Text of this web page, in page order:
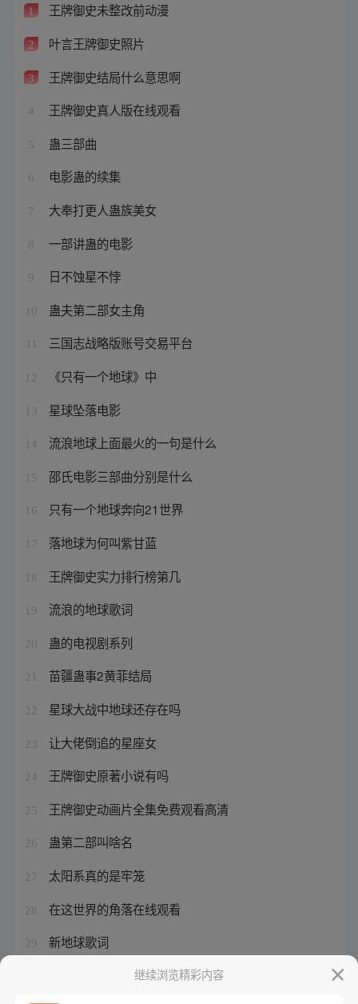
1 王牌御史未整改前动漫
2 叶言王牌御史照片
3 王牌御史结局什么意思啊
4 王牌御史真人版在线观看
5 蛊三部曲
6 电影蛊的续集
7 大奉打更人蛊族美女
8 一部讲蛊的电影
9 日不蚀星不悖
10 蛊夫第二部女主角
三国志战略版账号交易平台
12 《只有一个地球》中
13 星球坠落电影
14 流浪地球上面最火的一句是什么
15 邵氏电影三部曲分别是什么
16 只有一个地球奔向21世界
17 落地球为何叫紫甘蓝
18 王牌御史实力排行榜第几
19 流浪的地球歌词
20 蛊的电视剧系列
21 苗疆蛊事2黄菲结局
22 星球大战中地球还存在吗
23 让大佬倒追的星座女
24 王牌御史原著小说有吗
25 王牌御史动画片全集免费观看高清
26 蛊第二部叫啥名
27 太阳系真的是牢笼
28 在这世界的角落在线观看
29 新地球歌词
继续浏览精彩内容